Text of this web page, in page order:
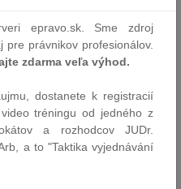
(C-708/17 a C-725/17), z
zaoberal zlučiteľnosťou
dodávania tepla s právom
praktikách2 nebránia
stanovuje, že…
epravo.sk. Sme zdroj
právnikov profesionálov.
zdarma veľa výhod.
dostanete k registracií
tréningu od jedného z
a rozhodcov JUDr.
a to "Taktika vyjednávání